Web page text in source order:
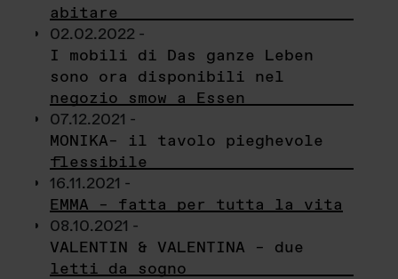
abitare
02.02.2022 -
I mobili di Das ganze Leben
sono ora disponibili nel
negozio smow a Essen
07.12.2021 -
MONIKA– il tavolo pieghevole
flessibile
16.11.2021 -
EMMA – fatta per tutta la vita
08.10.2021 -
VALENTIN & VALENTINA – due
letti da sogno